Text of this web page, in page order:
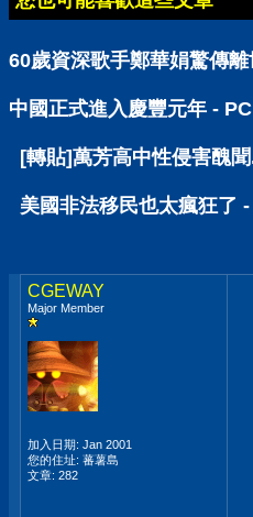
60歲資深歌手鄭華娟驚傳
中國正式進入慶豐元年 -
[轉貼]萬芳高中性侵害醜
美國非法移民也太瘋狂了
CGEWAY
Major Member
加入日期: Jan 2001
您的住址: 蕃薯島
文章: 282